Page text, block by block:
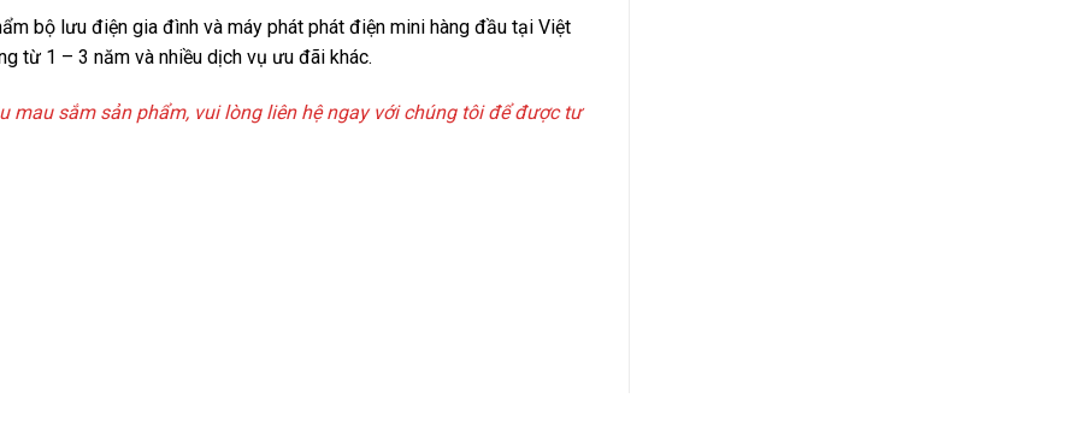
bộ lưu điện gia đình và máy phát phát điện mini hàng đầu tại Việt
từ 1 – 3 năm và nhiều dịch vụ ưu đãi khác.
mau sắm sản phẩm, vui lòng liên hệ ngay với chúng tôi để được tư